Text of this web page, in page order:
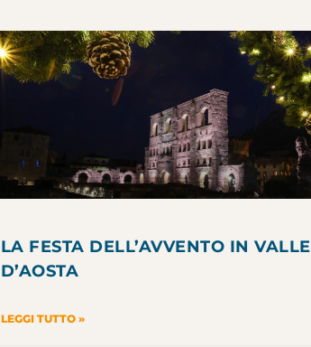
LA FESTA DELL’AVVENTO IN VALLE
D’AOSTA
LEGGI TUTTO »